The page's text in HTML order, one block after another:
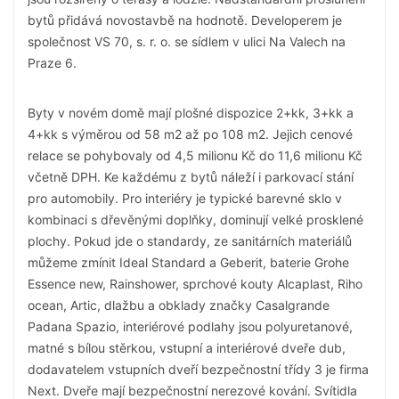
bytů přidává novostavbě na hodnotě. Developerem je
společnost VS 70, s. r. o. se sídlem v ulici Na Valech na
Praze 6.
Byty v novém domě mají plošné dispozice 2+kk, 3+kk a
4+kk s výměrou od 58 m2 až po 108 m2. Jejich cenové
relace se pohybovaly od 4,5 milionu Kč do 11,6 milionu Kč
včetně DPH. Ke každému z bytů náleží i parkovací stání
pro automobily. Pro interiéry je typické barevné sklo v
kombinaci s dřevěnými doplňky, dominují velké prosklené
plochy. Pokud jde o standardy, ze sanitárních materiálů
můžeme zmínit Ideal Standard a Geberit, baterie Grohe
Essence new, Rainshower, sprchové kouty Alcaplast, Riho
ocean, Artic, dlažbu a obklady značky Casalgrande
Padana Spazio, interiérové podlahy jsou polyuretanové,
matné s bílou stěrkou, vstupní a interiérové dveře dub,
dodavatelem vstupních dveří bezpečnostní třídy 3 je firma
Next. Dveře mají bezpečnostní nerezové kování. Svítidla